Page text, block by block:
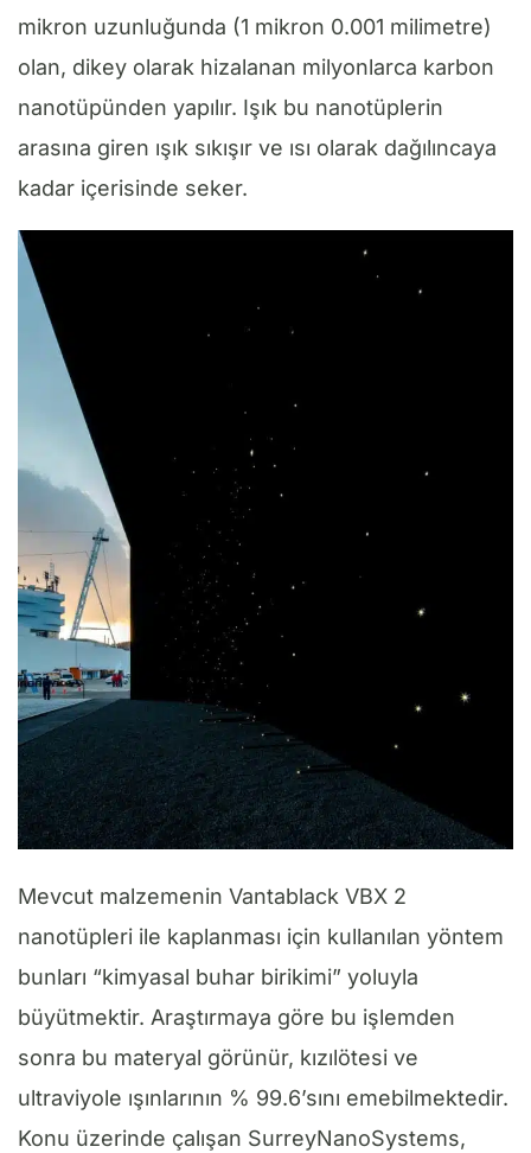
mikron uzunluğunda (1 mikron 0.001 milimetre)
olan, dikey olarak hizalanan milyonlarca karbon
nanotüpünden yapılır. Işık bu nanotüplerin
arasına giren ışık sıkışır ve ısı olarak dağılıncaya
kadar içerisinde seker.
Mevcut malzemenin Vantablack VBX 2
nanotüpleri ile kaplanması için kullanılan yöntem
bunları “kimyasal buhar birikimi” yoluyla
büyütmektir. Araştırmaya göre bu işlemden
sonra bu materyal görünür, kızılötesi ve
ultraviyole ışınlarının % 99.6’sını emebilmektedir.
Konu üzerinde çalışan SurreyNanoSystems,